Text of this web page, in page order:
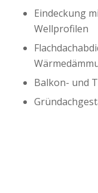
Eindeckung
Wellprofilen
Balkon- und